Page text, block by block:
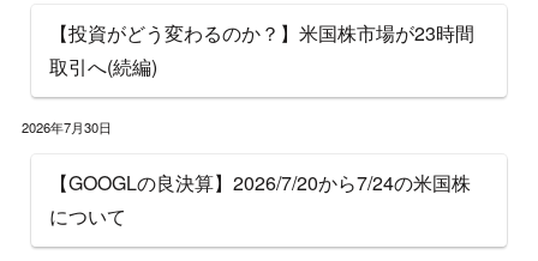
【投資がどう変わるのか？】米国株市場が23時間
取引へ(続編)
2026年7月30日
【GOOGLの良決算】2026/7/20から7/24の米国株
について